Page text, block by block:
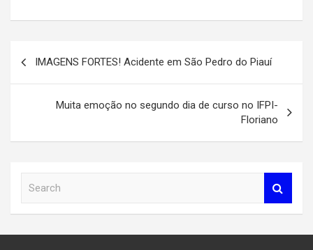
IMAGENS FORTES! Acidente em São Pedro do Piauí
Muita emoção no segundo dia de curso no IFPI-
Floriano
c